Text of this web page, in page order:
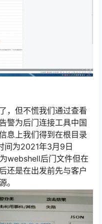
，但不慌我们通过查看
警为后门连接工具中国
息上我们得到在根目录
间为2021年3月9日
webshell后门文件但在
还是在出发前先与客户
。